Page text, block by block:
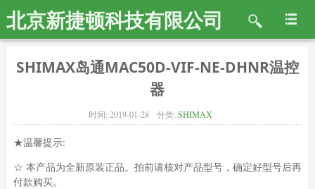
北京新捷顿科技有限公司
SHIMAX岛通MAC50D-VIF-NE-DHNR温控
器
时间:2019-01-28 分类:SHIMAX
★温馨提示:
☆ 本产品为全新原装正品。拍前请核对产品型号，确定好型号后再
付款购买。